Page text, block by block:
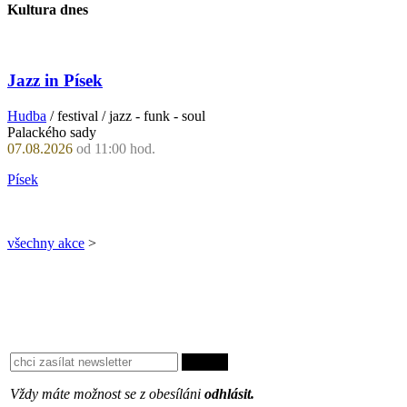
Kultura dnes
Jazz in Písek
Hudba / festival / jazz - funk - soul
Palackého sady
07.08.2026 od 11:00 hod.
Písek
všechny akce >
Vždy máte možnost se z obesíláni odhlásit.